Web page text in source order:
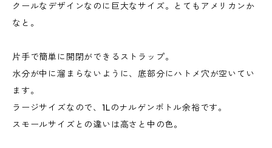
クールなデザインなのに巨大なサイズ。とてもアメリカンか
なと。
片手で簡単に開閉ができるストラップ。
水分が中に溜まらないように、底部分にハトメ穴が空いてい
ます。
ラージサイズなので、1Lのナルゲンボトル余裕です。
スモールサイズとの違いは高さと中の色。